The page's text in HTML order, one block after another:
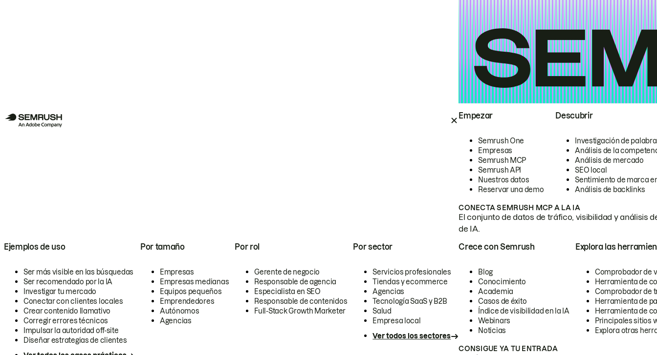
Empezar
Semrush One
Empresas
Semrush MCP
Semrush API
Nuestros datos
Reservar una demo
Descubrir
Investigación de
Análisis de la
Análisis de mercado
SEO local
Sentimiento de marca
Análisis de backlinks
CONECTA SEMRUSH MCP A LA IA
El conjunto de datos de tráfico, visibilidad y análisis
de IA.
Ejemplos de uso
Ser más visible en las búsquedas
Ser recomendado por la IA
Investigar tu mercado
Conectar con clientes locales
Crear contenido llamativo
Corregir errores técnicos
Impulsar la autoridad off-site
Diseñar estrategias de clientes
Por tamaño
Empresas
Empresas medianas
Equipos pequeños
Emprendedores
Autónomos
Agencias
Por rol
Gerente de negocio
Responsable de agencia
Especialista en SEO
Responsable de contenidos
Full-Stack Growth Marketer
Por sector
Servicios profesionales
Tiendas y ecommerce
Agencias
Tecnología SaaS y B2B
Salud
Empresa local
Ver todos los sectores
Crece con Semrush
Blog
Conocimiento
Academia
Casos de éxito
Índice de visibilidad en la IA
Webinars
Noticias
Explora las
Comprobador de
Herramienta de
Comprobador de
Herramienta de
Herramienta de
Principales sitios
Explora otras
CONSIGUE YA TU ENTRADA